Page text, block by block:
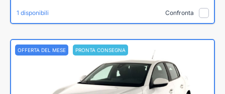
1 disponibili Confronta
OFFERTA DEL MESE PRONTA CONSEGNA